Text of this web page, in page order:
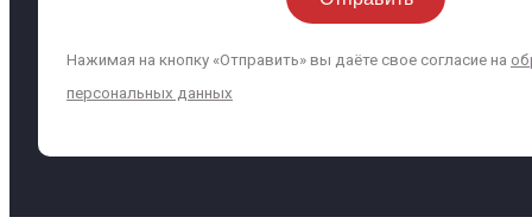
Нажимая на кнопку «Отправить» вы даёте свое согласие на
персональных данных